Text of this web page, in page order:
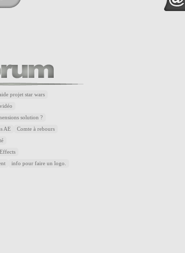
projet star wars
solution ?
AE Comte à rebours
info pour faire un logo.